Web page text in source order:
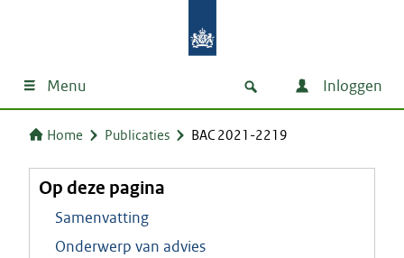
Menu Inloggen
Home Publicaties BAC 2021-2219
Op deze pagina
Samenvatting
Onderwerp van advies